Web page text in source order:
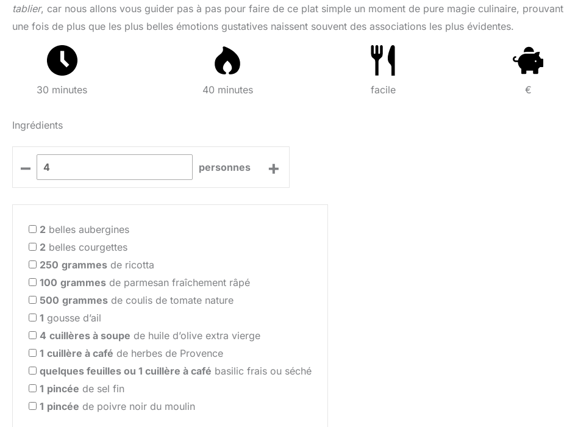
tablier, car nous allons vous guider pas à pas pour faire de ce plat simple un moment de pure magie culinaire, prouvant
une fois de plus que les plus belles émotions gustatives naissent souvent des associations les plus évidentes.
30 minutes 40 minutes facile €
Ingrédients
– personnes +
2 belles aubergines
2 belles courgettes
250 grammes de ricotta
100 grammes de parmesan fraîchement râpé
500 grammes de coulis de tomate nature
1 gousse d’ail
4 cuillères à soupe de huile d’olive extra vierge
1 cuillère à café de herbes de Provence
quelques feuilles ou 1 cuillère à café basilic frais ou séché
1 pincée de sel fin
1 pincée de poivre noir du moulin